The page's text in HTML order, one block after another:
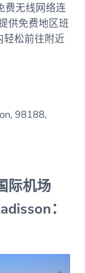
费无线网络连
供免费地区班
轻松前往附近
98188,
际机场
：